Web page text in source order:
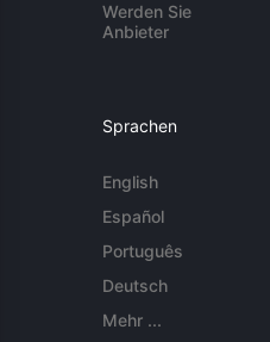
Werden Sie
Anbieter
Sprachen
English
Español
Português
Deutsch
Mehr ...